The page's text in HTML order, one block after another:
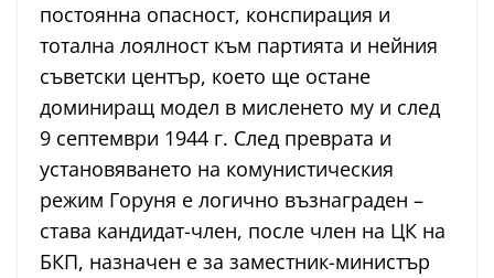
постоянна опасност, конспирация и
тотална лоялност към партията и нейния
съветски център, което ще остане
доминиращ модел в мисленето му и след
9 септември 1944 г. След преврата и
установяването на комунистическия
режим Горуня е логично възнаграден –
става кандидат-член, после член на ЦК на
БКП, назначен е за заместник-министър